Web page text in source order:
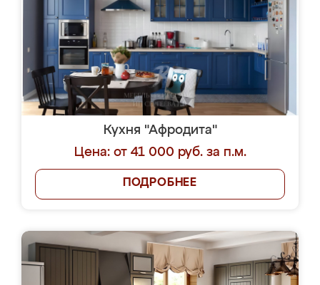
Кухня "Афродита"
Цена: от 41 000 руб. за п.м.
ПОДРОБНЕЕ